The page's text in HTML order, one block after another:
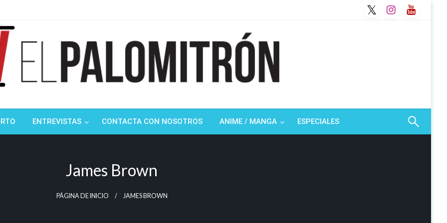
ENTREVISTAS CONTACTA CON NOSOTROS ANIME / MANGA ESPECIALES
James Brown
PÁGINA DE INICIO JAMES BROWN